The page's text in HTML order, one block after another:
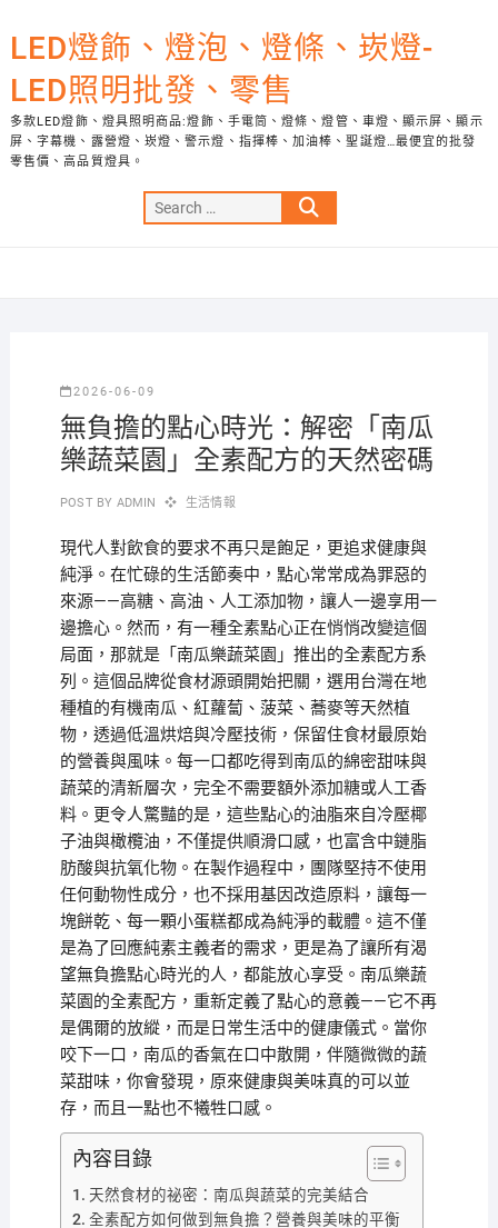
to
content
LED燈飾、燈泡、燈條、崁燈-
LED照明批發、零售
多款LED燈飾、燈具照明商品:燈飾、手電筒、燈條、燈管、車燈、顯示屏、顯示
屏、字幕機、露營燈、崁燈、警示燈、指揮棒、加油棒、聖誕燈…最便宜的批發
零售價、高品質燈具。
Search
…
2026-06-09
無負擔的點心時光：解密「南瓜
樂蔬菜園」全素配方的天然密碼
POST BY ADMIN 生活情報
現代人對飲食的要求不再只是飽足，更追求健康與
純淨。在忙碌的生活節奏中，點心常常成為罪惡的
來源——高糖、高油、人工添加物，讓人一邊享用一
邊擔心。然而，有一種全素點心正在悄悄改變這個
局面，那就是「南瓜樂蔬菜園」推出的全素配方系
列。這個品牌從食材源頭開始把關，選用台灣在地
種植的有機南瓜、紅蘿蔔、菠菜、蕎麥等天然植
物，透過低溫烘焙與冷壓技術，保留住食材最原始
的營養與風味。每一口都吃得到南瓜的綿密甜味與
蔬菜的清新層次，完全不需要額外添加糖或人工香
料。更令人驚豔的是，這些點心的油脂來自冷壓椰
子油與橄欖油，不僅提供順滑口感，也富含中鏈脂
肪酸與抗氧化物。在製作過程中，團隊堅持不使用
任何動物性成分，也不採用基因改造原料，讓每一
塊餅乾、每一顆小蛋糕都成為純淨的載體。這不僅
是為了回應純素主義者的需求，更是為了讓所有渴
望無負擔點心時光的人，都能放心享受。南瓜樂蔬
菜園的全素配方，重新定義了點心的意義——它不再
是偶爾的放縱，而是日常生活中的健康儀式。當你
咬下一口，南瓜的香氣在口中散開，伴隨微微的蔬
菜甜味，你會發現，原來健康與美味真的可以並
存，而且一點也不犧牲口感。
內容目錄
天然食材的祕密：南瓜與蔬菜的完美結合
全素配方如何做到無負擔？營養與美味的平衡